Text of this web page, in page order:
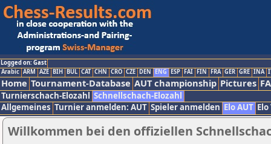
Logged on: Gast
Arabic ARM AZE BIH BUL CAT CHN CRO CZE DEN ENG ESP FAI FIN FRA GER GRE INA
Home Tournament-Database AUT championship Pictures
Turnierschach-Elozahl Schnellschach-Elozahl
Allgemeines Turnier anmelden: AUT Spieler anmelden Elo AUT
Willkommen bei den offiziellen